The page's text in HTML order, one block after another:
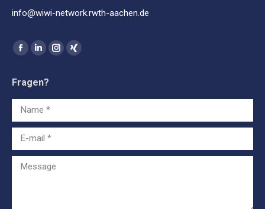
info@wiwi-network.rwth-aachen.de
Find us on:
Facebook
opens
in
new
Linkedin
opens
in
new
Instagram
in
XING
in
Fragen?
Name *
E-mail *
Message